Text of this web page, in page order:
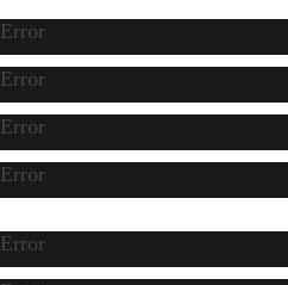
Error
Error
Error
Error
Error